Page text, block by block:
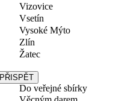
Vizovice
Vsetín
Vysoké Mýto
Zlín
Žatec
Do veřejné sbírky